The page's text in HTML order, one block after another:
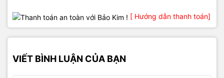
[ Hướng dẫn thanh toán]
VIẾT BÌNH LUẬN CỦA BẠN